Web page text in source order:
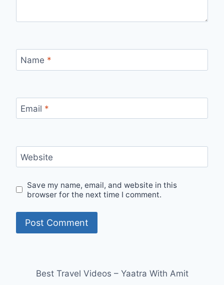
Name *
Email *
Website
Save my name, email, and website in this
browser for the next time I comment.
Best Travel Videos – Yaatra With Amit